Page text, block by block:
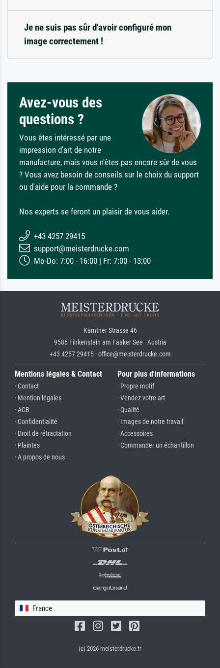
Je ne suis pas sûr d'avoir configuré mon
image correctement !
Avez-vous des
questions ?
Vous êtes intéressé par une
impression d'art de notre
manufacture, mais vous n'êtes pas encore sûr de vous
? Vous avez besoin de conseils sur le choix du support
ou d'aide pour la commande ?
Nos experts se feront un plaisir de vous aider.
+43 4257 29415
support@meisterdrucke.com
Mo-Do: 7:00 - 16:00 | Fr: 7:00 - 13:00
Kärntner Strasse 46
9586 Finkenstein am Faaker See · Austria
+43 4257 29415 · office@meisterdrucke.com
Mentions légales & Contact
· Contact
· Mention légales
· AGB
· Confidentialité
· Droit de rétractation
· Plaintes
· A propos de nous
Pour plus d'informations
· Propre motif
· Vendez votre art
· Qualité
· Images de notre travail
· Accessoires
· Commander un échantillon
France
(c) 2026 meisterdrucke.fr